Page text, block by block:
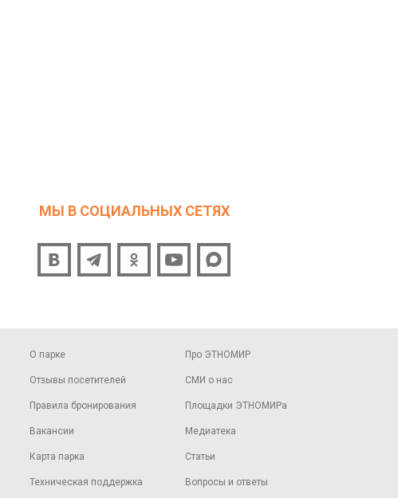
МЫ В СОЦИАЛЬНЫХ СЕТЯХ
О парке
Отзывы посетителей
Правила бронирования
Вакансии
Карта парка
Техническая поддержка
Про ЭТНОМИР
СМИ о нас
Площадки ЭТНОМИРа
Медиатека
Статьи
Вопросы и ответы